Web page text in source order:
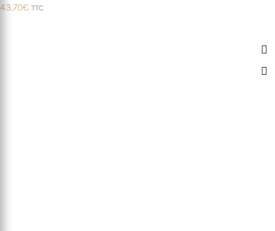
43,70€ TTC